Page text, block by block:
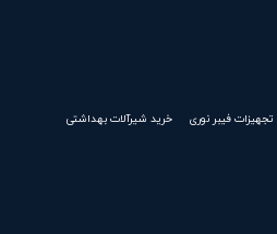
فیبر نوری خرید شیرآلات بهداشتی